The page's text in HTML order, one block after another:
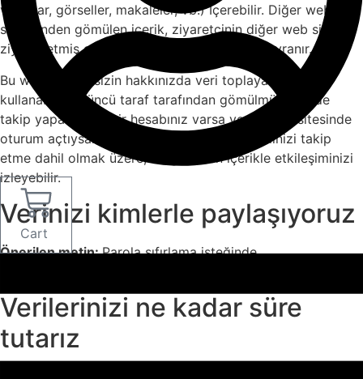
Cart
videolar, görseller, makaleler, vb.) Içerebilir. Diğer web
sitelerinden gömülen içerik, ziyaretçinin diğer web sitesini
ziyaret etmiş gibi, tam olarak aynı şekilde davranır.
Bu web siteleri sizin hakkınızda veri toplayabilir, çerez
kullanabilir, üçüncü taraf tarafından gömülmüş şeklide
takip yapabilir ve bir hesabınız varsa ve bu web sitesinde
oturum açtıysanız, gömülen içerikle etkleşiminizi takip
etme dahil olmak üzere, bu gömülen içerikle etkileşiminizi
izleyebilir.
Verinizi kimlerle paylaşıyoruz
Önerilen metin:Parola sıfırlama isteğinde
Verilerinizi ne kadar süre
tutarız